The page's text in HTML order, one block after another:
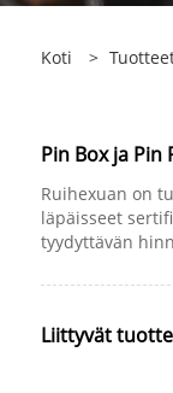
Koti >
Pin Box ja Pin
Ruihexuan on
läpäisseet
tyydyttävän
Liittyvät